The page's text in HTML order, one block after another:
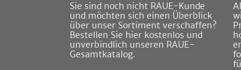
Sie sind noch nicht RAUE-Kunde
und möchten sich einen Überblick
über unser Sortiment verschaffen?
Bestellen Sie hier kostenlos und
unverbindlich unseren RAUE-
Gesamtkatalog.